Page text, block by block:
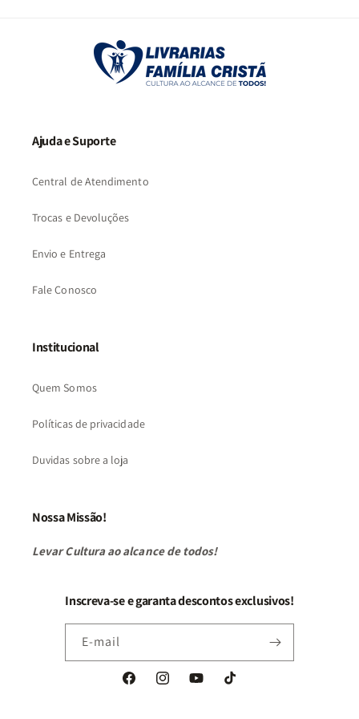
Ajuda e Suporte
Central de Atendimento
Trocas e Devoluções
Envio e Entrega
Fale Conosco
Institucional
Quem Somos
Políticas de privacidade
Duvidas sobre a loja
Nossa Missão!
Levar Cultura ao alcance de todos!
Inscreva-se e garanta descontos exclusivos!
E-mail
FacebookInstagramYouTubeTikTok